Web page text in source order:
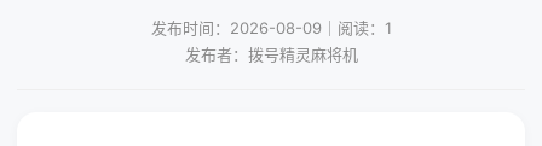
发布时间：2026-08-09｜阅读：1
发布者：拨号精灵麻将机